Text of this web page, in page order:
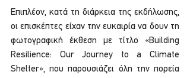
Επιπλέον, κατά τη διάρκεια της εκδήλωσης,
οι επισκέπτες είχαν την ευκαιρία να δουν τη
φωτογραφική έκθεση με τίτλο «Building
Resilience: Our Journey to a Climate
Shelter», που παρουσιάζει όλη την πορεία